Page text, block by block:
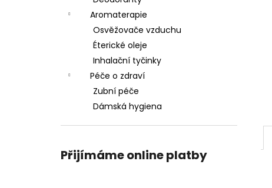
Aromaterapie
Osvěžovače vzduchu
Éterické oleje
Inhalační tyčinky
Péče o zdraví
Zubní péče
Dámská hygiena
Přijímáme online platby